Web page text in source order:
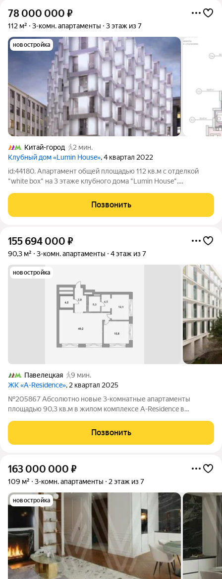
78 000 000 ₽
112 м² 3-комн. апартаменты 3 этаж из 7
новостройка
Китай-город
2 мин.
Клубный дом «Lumin House», 4 квартал 2022
id:44180. Апартамент общей площадью 112 кв.м с отделкой
"white box" на 3 этаже клубного дома "Lumin House".
гостиная, две спальни (мастер-спальня с гардеробной и ванной
комнатой). Максимальная
Позвонить
155 694 000 ₽
90,3 м² 3-комн. апартаменты 4 этаж из 7
новостройка
Павелецкая
9 мин.
ЖК «A-Residence», 2 квартал 2025
№205867 Абсолютно новые 3-комнатные апартаменты
площадью 90,3 кв.м в жилом комплексе A-Residence в
спальни, две ванные комнаты. Выполнен качественный
ремонт с использованием натуральных
Позвонить
163 000 000 ₽
109 м² 3-комн. апартаменты 2 этаж из 7
новостройка